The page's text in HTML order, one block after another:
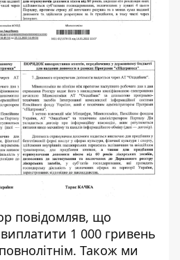
повідомляв, що
1 000 гривень
. Також ми